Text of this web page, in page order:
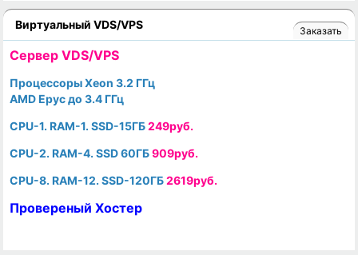
Виртуальный VDS/VPS Заказать
Cервер VDS/VPS
Процессоры Xeon 3.2 ГГц
AMD Epyc до 3.4 ГГц
CPU-1. RAM-1. SSD-15ГБ249руб.
CPU-2. RAM-4. SSD 60ГБ909руб.
CPU-8. RAM-12. SSD-120ГБ2619руб.
Провереный Хостер